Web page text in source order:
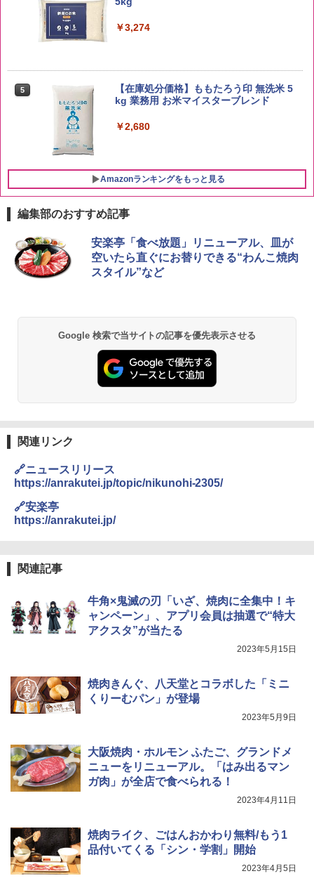
￥3,274
5
【在庫処分価格】ももたろう印 無洗米 5
kg 業務用 お米マイスターブレンド
￥2,680
Amazonランキングをもっと見る
1
ブラックニッカ ニッカ Nikka ウィスキ
ー4000ml ブラックニッカクリア ウヰス
キー 【日本 アサヒ ウィスキー】 大容量
お得 4リットル
角瓶 2700ml サントリー ウイスキー ハ
イボール 大容量
￥4,939
サントリー シングルモルト ウイスキー
￥20,000
1
チキンラーメン どんぶり 85g×12個 日清
食品 インスタント カップ麺
￥1,939
【公式】ブタメン とんこつ味 35g×15個
麺 小腹 インスタント アウトドアにも ロ
ーリングストック 大人買い おやつカン
パニー
￥1,451
￥3,248
国分 tabete だし麺 千葉県産はまぐりだ
￥2,323
1
[山善] スチームオーブンレンジ 25L 一人
暮らし 二人暮らし フラットテーブル ス
チーム調理 自動メニュー19種搭載 角皿
付き ブラック MRK-F250TSV(B)
シャープ 過熱水蒸気 オーブンレンジ 26
L コンベクション 2段調理 ホワイト RE-
SS26B-W
￥32,800
ーム調理 フラットテーブル トースト機
能 自動メニュー33種 簡単お手入れ ブラ
0℃ 1段調理 フラットテーブル 電子レン
ジ 赤外線センサー ノンフライ調理 簡単
お手入れ 小型 新生活 一人暮らし 二人暮
らし ファミリー
5
シャープ ウォーターオーブン ヘルシオ
￥44,800
編集部のおすすめ記事
安楽亭「食べ放題」リニューアル、皿が
空いたら直ぐにお替りできる“わんこ焼肉
スタイル”など
Google 検索で当サイトの記事を優先表示させる
関連リンク
🔗ニュースリリース
https://anrakutei.jp/topic/nikunohi-2305/
🔗安楽亭
https://anrakutei.jp/
関連記事
牛角×鬼滅の刃「いざ、焼肉に全集中！キ
ャンペーン」、アプリ会員は抽選で“特大
アクスタ”が当たる
2023年5月15日
焼肉きんぐ、八天堂とコラボした「ミニ
くりーむパン」が登場
2023年5月9日
大阪焼肉・ホルモン ふたご、グランドメ
ニューをリニューアル。「はみ出るマン
ガ肉」が全店で食べられる！
2023年4月11日
焼肉ライク、ごはんおかわり無料/もう1
品付いてくる「シン・学割」開始
2023年4月5日